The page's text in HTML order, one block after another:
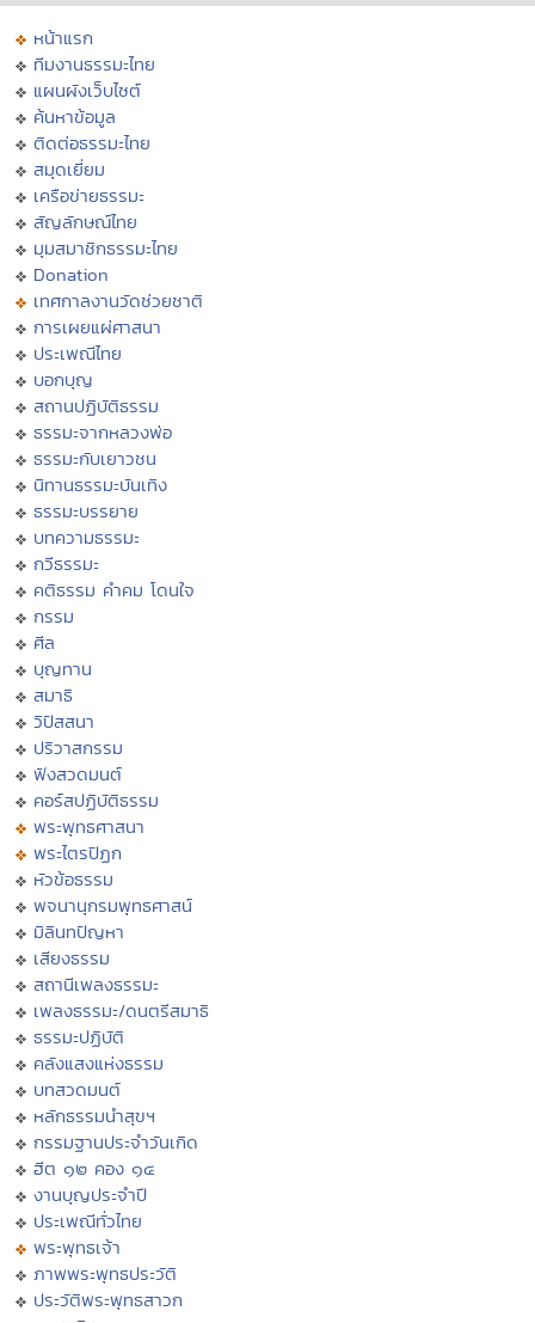
หน้าแรก
ทีมงานธรรมะไทย
แผนผังเว็บไซต์
ค้นหาข้อมูล
ติดต่อธรรมะไทย
สมุดเยี่ยม
เครือข่ายธรรมะ
สัญลักษณ์ไทย
มุมสมาชิกธรรมะไทย
Donation
เทศกาลงานวัดช่วยชาติ
การเผยแผ่ศาสนา
ประเพณีไทย
บอกบุญ
สถานปฏิบัติธรรม
ธรรมะจากหลวงพ่อ
ธรรมะกับเยาวชน
นิทานธรรมะบันเทิง
ธรรมะบรรยาย
บทความธรรมะ
กวีธรรมะ
คติธรรม คำคม โดนใจ
กรรม
ศีล
บุญทาน
สมาธิ
วิปัสสนา
ปริวาสกรรม
ฟังสวดมนต์
คอร์สปฏิบัติธรรม
พระพุทธศาสนา
พระไตรปิฏก
หัวข้อธรรม
พจนานุกรมพุทธศาสน์
มิลินทปัญหา
เสียงธรรม
สถานีเพลงธรรมะ
เพลงธรรมะ/ดนตรีสมาธิ
ธรรมะปฏิบัติ
คลังแสงแห่งธรรม
บทสวดมนต์
หลักธรรมนำสุขฯ
กรรมฐานประจำวันเกิด
ฮีต ๑๒ คอง ๑๔
งานบุญประจำปี
ประเพณีทั่วไทย
พระพุทธเจ้า
ภาพพระพุทธประวัติ
ประวัติพระพุทธสาวก